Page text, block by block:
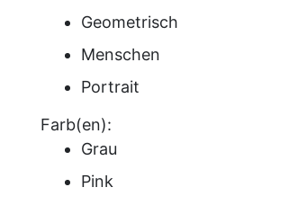
Geometrisch
Menschen
Portrait
Farb(en):
Grau
Pink